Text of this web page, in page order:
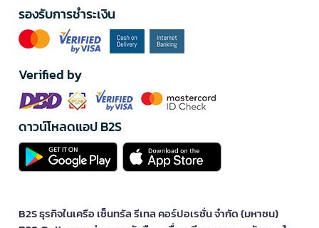
รองรับการชำระเงิน
Verified by
ดาวน์โหลดแอป B2S
B2S ธุรกิจในเครือ เซ็นทรัล รีเทล คอร์ปอเรชั่น จำกัด (มหาชน)